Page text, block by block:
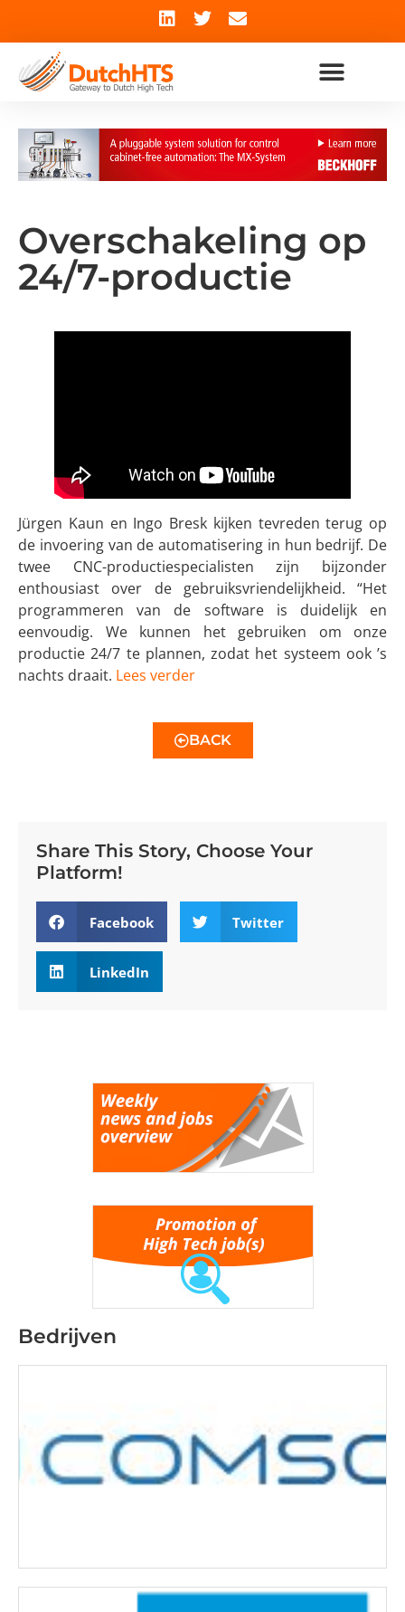
Overschakeling op
24/7-productie
Jürgen Kaun en Ingo Bresk kijken tevreden terug op
de invoering van de automatisering in hun bedrijf. De
twee CNC-productiespecialisten zijn bijzonder
enthousiast over de gebruiksvriendelijkheid. “Het
programmeren van de software is duidelijk en
eenvoudig. We kunnen het gebruiken om onze
productie 24/7 te plannen, zodat het systeem ook ’s
nachts draait. Lees verder
BACK
Share This Story, Choose Your
Platform!
Facebook Twitter
LinkedIn
Bedrijven